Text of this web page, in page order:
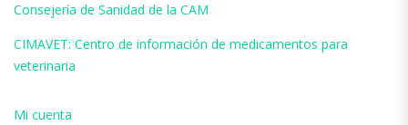
Consejería de Sanidad de la CAM
CIMAVET: Centro de información de medicamentos para
veterinaria
Mi cuenta